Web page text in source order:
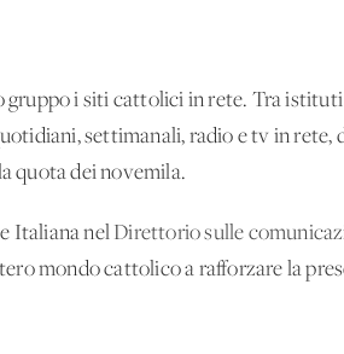
gruppo i siti cattolici in rete. Tra
settimanali, radio e tv in rete,
quota dei novemila.
Italiana nel Direttorio sulle
mondo cattolico a rafforzare la